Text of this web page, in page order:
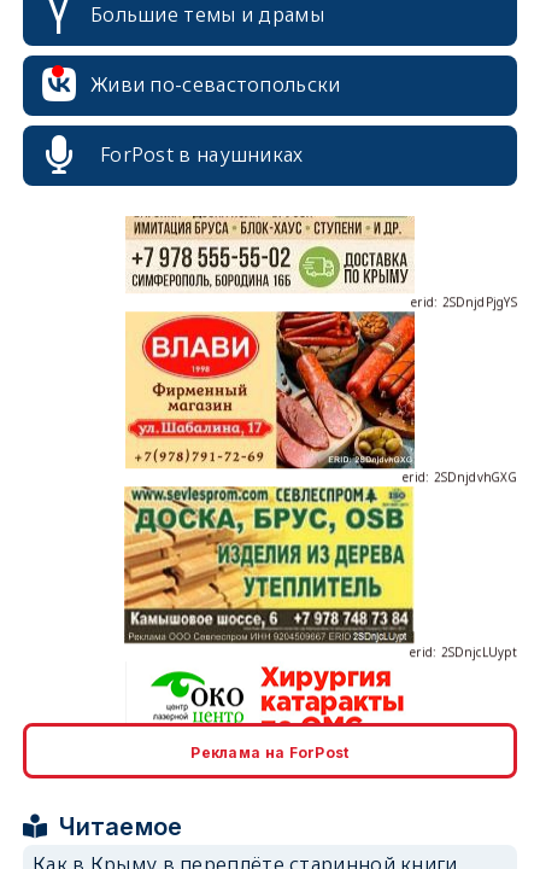
Большие темы и драмы
Живи по-севастопольски
ForPost в наушниках
erid: 2SDnjcrDNw6
erid: 2SDnjdPjgYS
erid: 2SDnjdvhGXG
Реклама на ForPost
Читаемое